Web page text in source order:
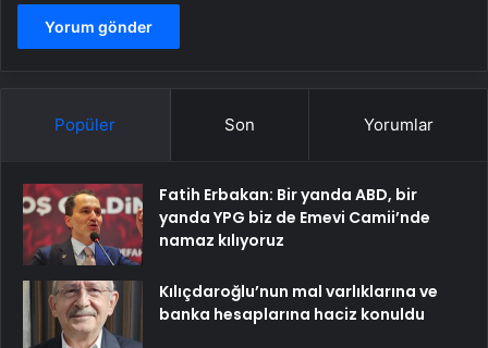
Popüler Son Yorumlar
Fatih Erbakan: Bir yanda ABD, bir
yanda YPG biz de Emevi Camii’nde
namaz kılıyoruz
Kılıçdaroğlu’nun mal varlıklarına ve
banka hesaplarına haciz konuldu